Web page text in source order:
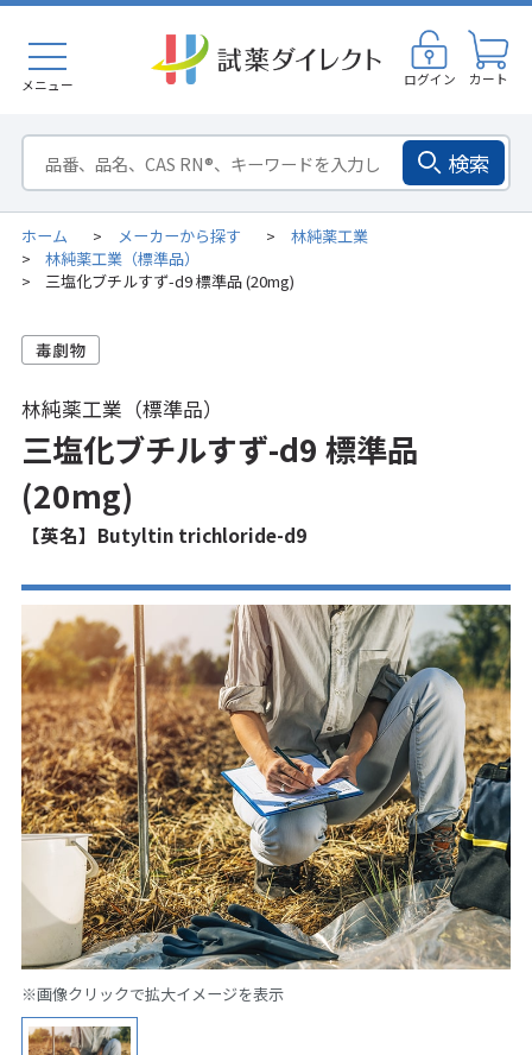
メニュー ログイン カート
検索
ホーム > メーカーから探す > 林純薬工業
> 林純薬工業（標準品）
> 三塩化ブチルすず-d9 標準品 (20mg)
林純薬工業（標準品）
三塩化ブチルすず-d9 標準品
(20mg)
【英名】Butyltin trichloride-d9
※画像クリックで拡大イメージを表示